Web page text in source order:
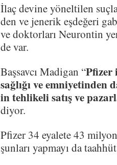
İlaç devine yöneltilen
den ve jenerik eşdeğeri
ve doktorları Neurontin
de var.
Başsavcı Madigan “Pfizer
sağlığı ve emniyetinden
in tehlikeli satış ve
diyor.
Pfizer 34 eyalete 43
şunları yapmayı da